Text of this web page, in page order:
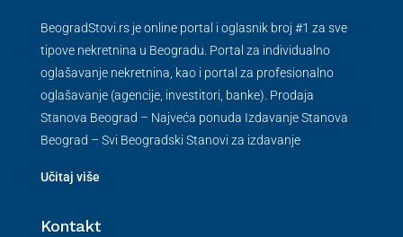
BeogradStovi.rs je online portal i oglasnik broj #1 za sve
tipove nekretnina u Beogradu. Portal za individualno
oglašavanje nekretnina, kao i portal za profesionalno
oglašavanje (agencije, investitori, banke). Prodaja
Stanova Beograd – Najveća ponuda Izdavanje Stanova
Beograd – Svi Beogradski Stanovi za izdavanje
Učitaj više
Kontakt